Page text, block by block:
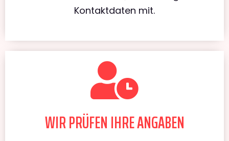
Kontaktdaten mit.
WIR PRÜFEN IHRE ANGABEN